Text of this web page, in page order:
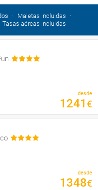
Maletas incluidas
Tasas aéreas incluidas
desde
1241 €
desde
1348€